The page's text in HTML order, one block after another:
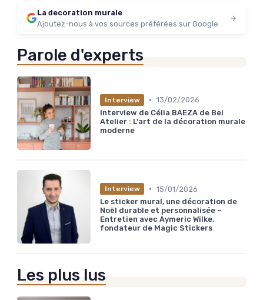
La decoration murale
Ajoutez-nous à vos sources préférées sur Google
Parole d'experts
Interview • 13/02/2026
Interview de Célia BAEZA de Bel
Atelier : L'art de la décoration murale
moderne
Interview • 15/01/2026
Le sticker mural, une décoration de
Noël durable et personnalisée –
Entretien avec Aymeric Wilke,
fondateur de Magic Stickers
Les plus lus